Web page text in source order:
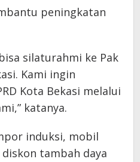
peningkatan
silaturahmi ke Pak
Kami ingin
Kota Bekasi melalui
katanya.
induksi, mobil
tambah daya